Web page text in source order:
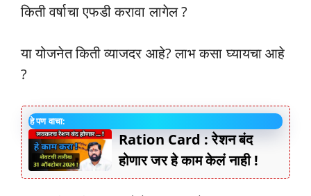
किती वर्षाचा एफडी करावा लागेल ?
या योजनेत किती व्याजदर आहे? लाभ कसा घ्यायचा आहे
?
हे पण वाचा:
Ration Card : रेशन बंद
होणार जर हे काम केलं नाही !